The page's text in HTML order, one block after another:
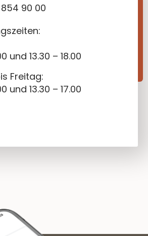
90 00
und 13.30 – 18.00
Freitag:
und 13.30 – 17.00